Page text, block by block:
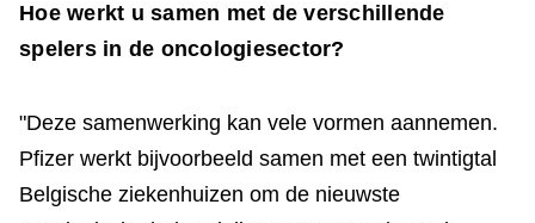
Hoe werkt u samen met de verschillende
spelers in de oncologiesector?
"Deze samenwerking kan vele vormen aannemen.
Pfizer werkt bijvoorbeeld samen met een twintigtal
Belgische ziekenhuizen om de nieuwste